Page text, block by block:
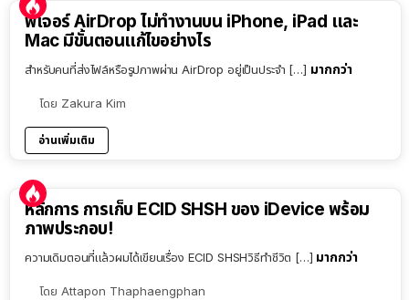
ฟีเจอร์ AirDrop ไม่ทำงานบน iPhone, iPad และ
Mac มีขั้นตอนแก้ไขอย่างไร
สำหรับคนที่ส่งไฟล์หรือรูปภาพผ่าน AirDrop อยู่เป็นประจำ […] มากกว่า
โดย Zakura Kim
อ่านเพิ่มเติม
หลักการ การเก็บ ECID SHSH ของ iDevice พร้อม
ภาพประกอบ!
ความเดิมตอนที่แล้วผมได้เขียนเรื่อง ECID SHSHวิธีทำชีวิต […] มากกว่า
โดย Attapon Thaphaengphan